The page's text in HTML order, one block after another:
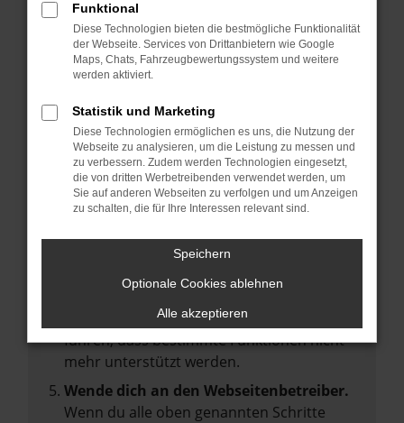
Prüfe deine Browsererweiterungen.
Manche Erweiterungen, wie Werbeblocker,
können das Laden bestimmter Seiten
anderen Browser oder in einem privaten
Fenster?
Starte dein Gerät neu.
Das kann manchmal helfen,
vorübergehende Probleme zu beheben.
Betriebssystem auf dem neuesten Stand
Veraltete Software birgt nicht nur ein
Sicherheitsrisiko, sondern kann auch dazu
führen, dass bestimmte Funktionen nicht
mehr unterstützt werden.
Wende dich an den Webseitenbetreiber.
Wenn du alle oben genannten Schritte
Funktional
Diese Technologien bieten die bestmögliche Funktionalität
der Webseite. Services von Drittanbietern wie Google
Maps, Chats, Fahrzeugbewertungssystem und weitere
werden aktiviert.
Statistik und Marketing
Diese Technologien ermöglichen es uns, die Nutzung der
Webseite zu analysieren, um die Leistung zu messen und
zu verbessern. Zudem werden Technologien eingesetzt,
die von dritten Werbetreibenden verwendet werden, um
Sie auf anderen Webseiten zu verfolgen und um Anzeigen
zu schalten, die für Ihre Interessen relevant sind.
Speichern
Optionale Cookies ablehnen
Alle akzeptieren